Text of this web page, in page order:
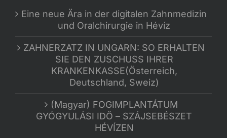
Eine neue Ära in der digitalen Zahnmedizin
und Oralchirurgie in Hévíz
ZAHNERZATZ IN UNGARN: SO ERHALTEN
SIE DEN ZUSCHUSS IHRER
KRANKENKASSE(Österreich,
Deutschland, Sweiz)
(Magyar) FOGIMPLANTÁTUM
GYÓGYULÁSI IDŐ – SZÁJSEBÉSZET
HÉVÍZEN